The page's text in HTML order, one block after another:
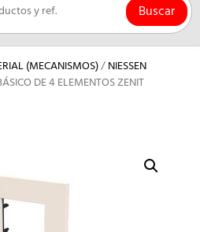
Buscar
(MECANISMOS)/NIESSEN
DE 4 ELEMENTOS ZENIT